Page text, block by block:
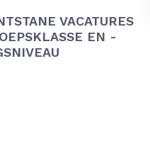
VACATURES
EN -